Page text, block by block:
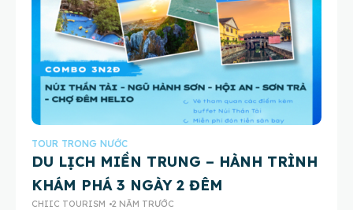
TOUR TRONG NƯỚC
DU LỊCH MIỀN TRUNG – HÀNH TRÌNH
KHÁM PHÁ 3 NGÀY 2 ĐÊM
CHIIC TOURISM 2 NĂM TRƯỚC